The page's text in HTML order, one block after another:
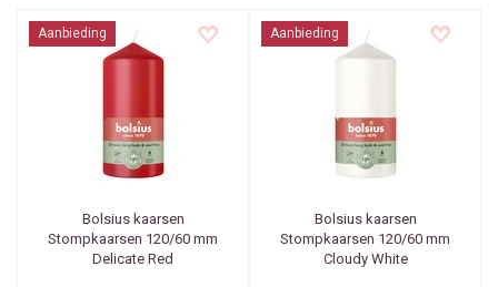
Aanbieding
Bolsius kaarsen
Stompkaarsen 120/60 mm
Delicate Red
Aanbieding
Bolsius kaarsen
Stompkaarsen 120/60 mm
Cloudy White